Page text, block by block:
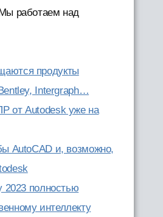
работаем над
продукты
Intergraph…
от Autodesk уже на
AutoCAD и, возможно,
2023 полностью
интеллекту